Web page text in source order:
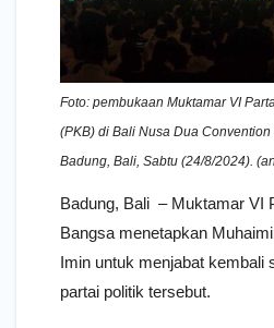
Foto: pembukaan Muktamar VI
(PKB) di Bali Nusa Dua Convention
Badung, Bali, Sabtu (24/8/2024).
Badung, Bali – Muktamar VI
Bangsa menetapkan
Imin untuk menjabat kembali
partai politik tersebut.